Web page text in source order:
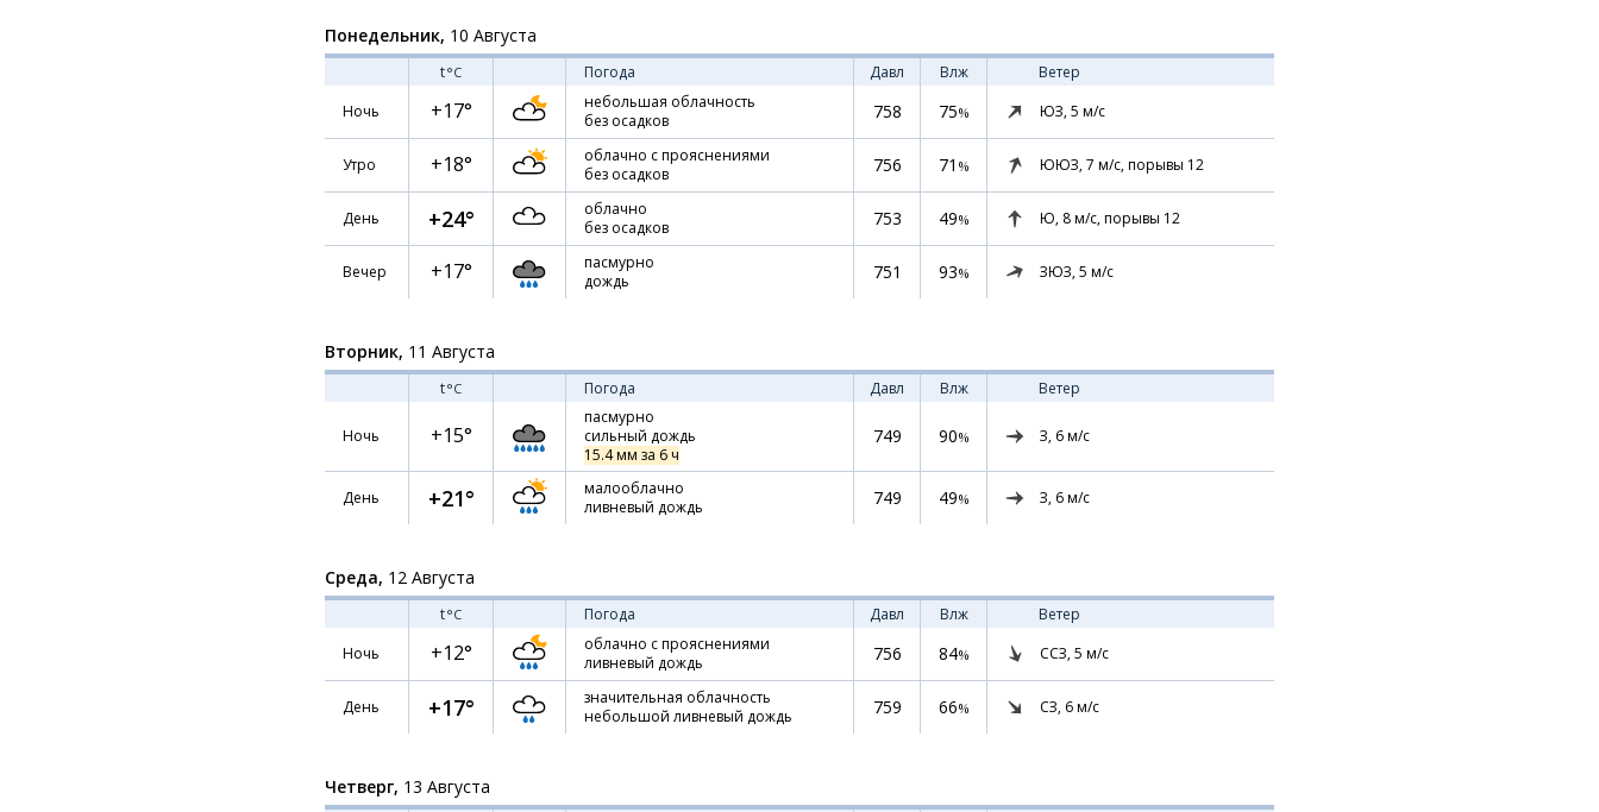
Понедельник, 10 Августа
t°C Погода Давл Влж
Ветер
Ночь
+17°
небольшая облачность
без осадков
758 75% ЮЗ, 5 м/с
Утро +18°
облачно с прояснениями
без осадков
756 71 % ЮЮЗ, 7 м/с, порывы 12
День +24°
облачно
без осадков
753 49% Ю, 8м/с, порывы 12
Вечер +17°
пасмурно
дождь
751 93% ЗЮЗ, 5 м/с
Вторник, 11 Августа
t°C Погода Давл Влж Ветер
Ночь +15°
пасмурно
сильный дождь
15.4 мм за 6 ч
749 90% З, 6м/с
День +21°
малооблачно
ливневый дождь
749 49% З, 6м/с
Среда, 12 Августа
t°C Погода Давл Влж
Ветер
Ночь
+12°
облачно с прояснениями
ливневый дождь
756 84% ССЗ, 5 м/с
День +17°
значительная облачность
небольшой ливневый дождь
759 66% СЗ, 6м/с
Четверг, 13 Августа